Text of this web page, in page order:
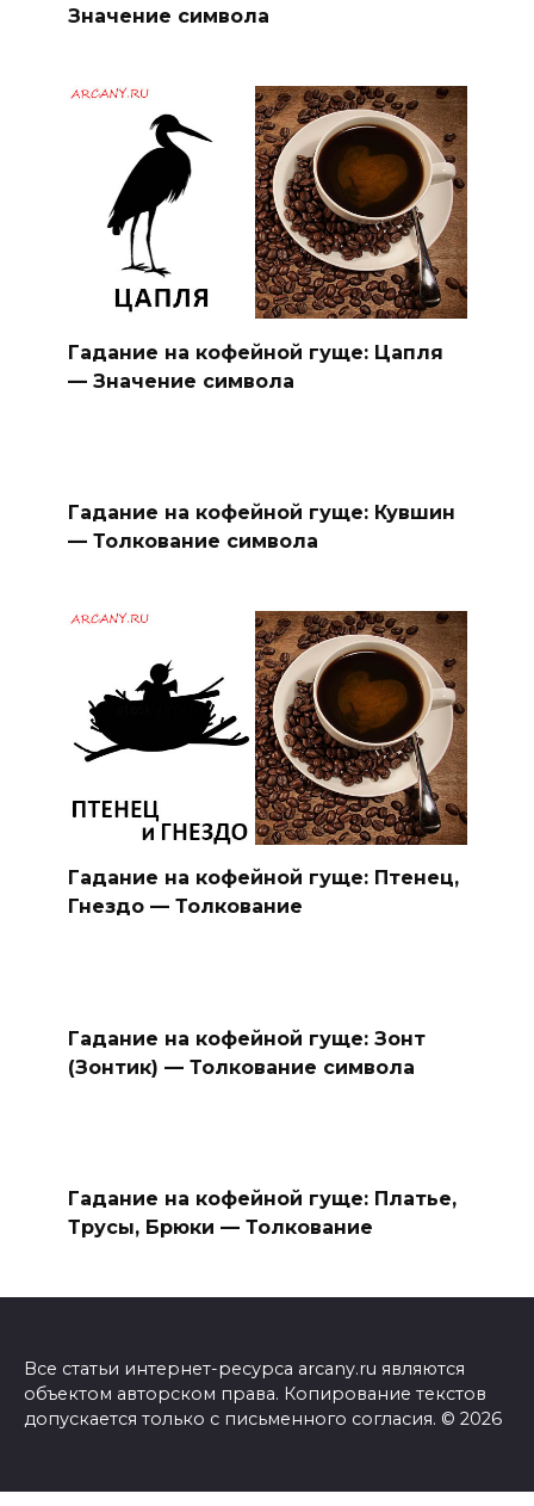
Значение символа
Гадание на кофейной гуще: Цапля
— Значение символа
Гадание на кофейной гуще: Кувшин
— Толкование символа
Гадание на кофейной гуще: Птенец,
Гнездо — Толкование
Гадание на кофейной гуще: Зонт
(Зонтик) — Толкование символа
Гадание на кофейной гуще: Платье,
Трусы, Брюки — Толкование
Все статьи интернет-ресурса arcany.ru являются
объектом авторском права. Копирование текстов
допускается только с письменного согласия. © 2026